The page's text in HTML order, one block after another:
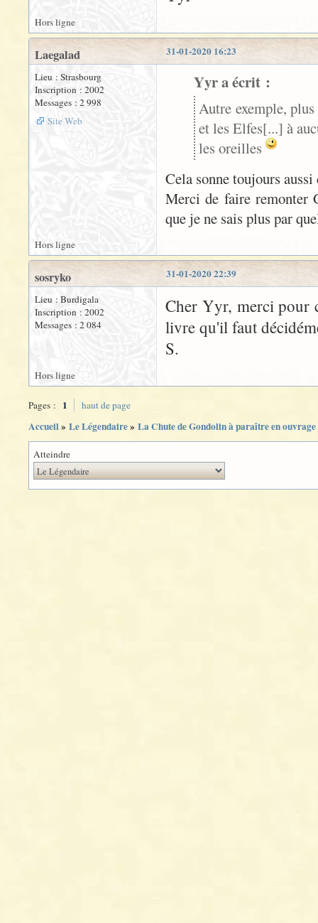
Hors ligne
31-01-2020 16:23
Laegalad
Lieu : Strasbourg
Inscription : 2002
Messages : 2 998
Site Web
Yyr a écrit :
Autre exemple,
et les Elfes[...] à
les oreilles
Cela sonne toujours
Merci de faire remonter
que je ne sais plus par
Hors ligne
31-01-2020 22:39
sosryko
Lieu : Burdigala
Inscription : 2002
Messages : 2 084
Cher Yyr, merci pour
livre qu'il faut
S.
Hors ligne
Pages : 1 haut de page
Accueil» Le Légendaire» La Chute de Gondolin à paraître en
Atteindre